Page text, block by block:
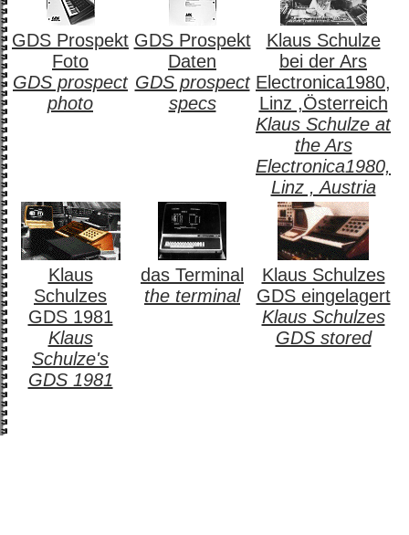
GDS Prospekt
Foto
GDS prospect
photo
GDS Prospekt
Daten
GDS prospect
specs
Klaus Schulze
bei der Ars
Electronica1980,
Linz ,Österreich
Klaus Schulze at
the Ars
Electronica1980,
Linz , Austria
Klaus
Schulzes
GDS 1981
Klaus
Schulze's
GDS 1981
das Terminal
the terminal
Klaus Schulzes
GDS eingelagert
Klaus Schulzes
GDS stored